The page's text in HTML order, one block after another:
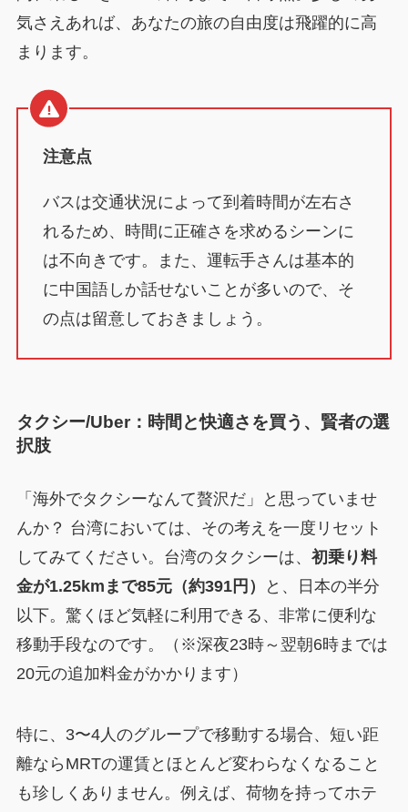
気さえあれば、あなたの旅の自由度は飛躍的に高
まります。
注意点
バスは交通状況によって到着時間が左右さ
れるため、時間に正確さを求めるシーンに
は不向きです。また、運転手さんは基本的
に中国語しか話せないことが多いので、そ
の点は留意しておきましょう。
タクシー/Uber：時間と快適さを買う、賢者の選
択肢
「海外でタクシーなんて贅沢だ」と思っていませ
んか？ 台湾においては、その考えを一度リセット
してみてください。台湾のタクシーは、 初乗り料
金が1.25kmまで85元（約391円）
と、日本の半分
以下。驚くほど気軽に利用できる、非常に便利な
移動手段なのです。（※深夜23時～翌朝6時までは
20元の追加料金がかかります）
特に、3〜4人のグループで移動する場合、短い距
離ならMRTの運賃とほとんど変わらなくなること
も珍しくありません。例えば、荷物を持ってホテ